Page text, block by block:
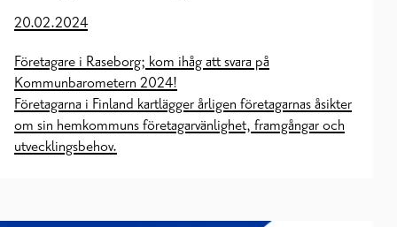
20.02.2024
Företagare i Raseborg; kom ihåg att svara på
Kommunbarometern 2024!
Företagarna i Finland kartlägger årligen företagarnas åsikter
om sin hemkommuns företagarvänlighet, framgångar och
utvecklingsbehov.